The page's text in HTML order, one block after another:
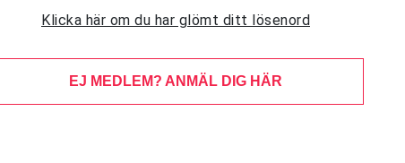
Klicka här om du har glömt ditt lösenord
EJ MEDLEM? ANMÄL DIG HÄR